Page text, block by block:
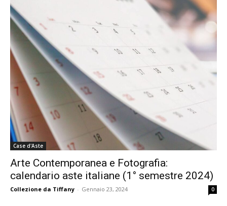
Case d'Aste
Arte Contemporanea e Fotografia:
calendario aste italiane (1° semestre 2024)
Collezione da Tiffany - Gennaio 23, 2024 0